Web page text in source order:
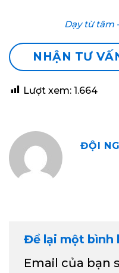
Dạy từ tâm
NHẬN TƯ
Lượt xem: 1.664
ĐỘI
Để lại một bình
Email của bạn